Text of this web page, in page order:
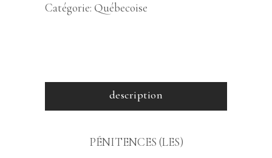
Catégorie: Québecoise
description
PÉNITENCES (LES)